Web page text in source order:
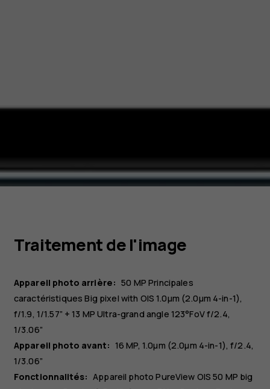
Traitement de l'image
Appareil photo arrière: 50 MPPrincipales
caractéristiques Big pixel with OIS 1.0µm (2.0µm 4-in-1),
f/1.9, 1/1.57” + 13 MPUltra-grand angle 123°FoV f/2.4,
1/3.06”
Appareil photo avant: 16 MP 1.0µm (2.0µm 4-in-1), f/2.4,
1/3.06”
Fonctionnalités: Appareil photo PureView OIS 50 MP big